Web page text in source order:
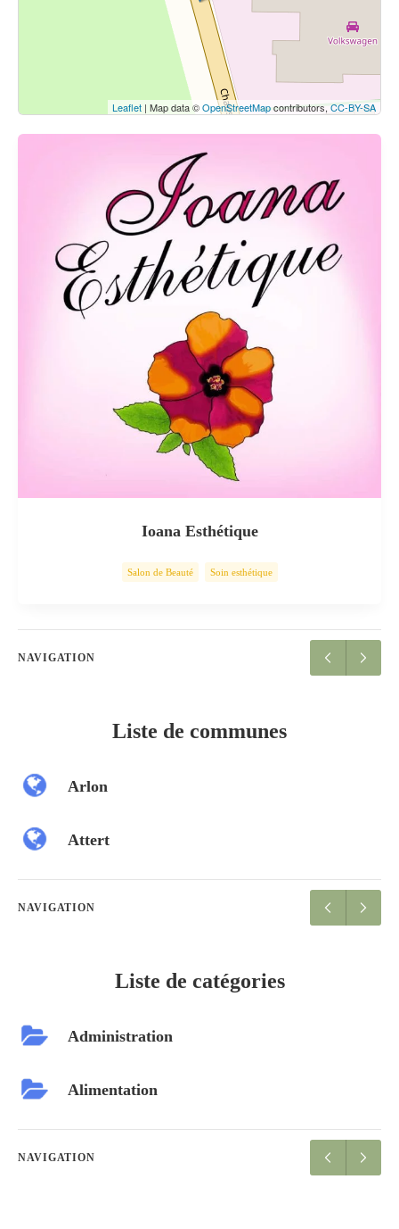
Voir la carte
Leaflet | Map data ©OpenStreetMapcontributors, CC-BY-SA
Ioana Esthétique
Salon de Beauté Soin esthétique
NAVIGATION
Liste de communes
Arlon
Attert
NAVIGATION
Liste de catégories
Administration
Alimentation
NAVIGATION